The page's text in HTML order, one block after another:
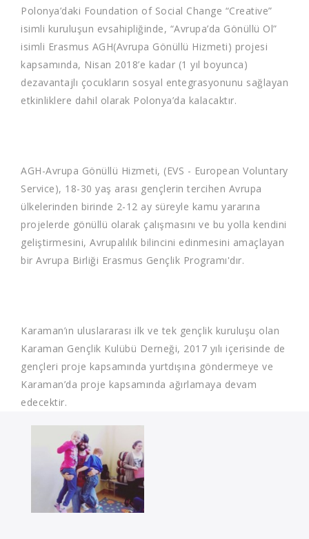
Polonya’daki Foundation of Social Change “Creative”
isimli kuruluşun evsahipliğinde, “Avrupa’da Gönüllü Ol”
isimli Erasmus AGH(Avrupa Gönüllü Hizmeti) projesi
kapsamında, Nisan 2018’e kadar (1 yıl boyunca)
dezavantajlı çocukların sosyal entegrasyonunu sağlayan
etkinliklere dahil olarak Polonya’da kalacaktır.
AGH-Avrupa Gönüllü Hizmeti, (EVS - European Voluntary
Service), 18-30 yaş arası gençlerin tercihen Avrupa
ülkelerinden birinde 2-12 ay süreyle kamu yararına
projelerde gönüllü olarak çalışmasını ve bu yolla kendini
geliştirmesini, Avrupalılık bilincini edinmesini amaçlayan
bir Avrupa Birliği Erasmus Gençlik Programı'dır.
Karaman’ın uluslararası ilk ve tek gençlik kuruluşu olan
Karaman Gençlik Kulübü Derneği, 2017 yılı içerisinde de
gençleri proje kapsamında yurtdışına göndermeye ve
Karaman’da proje kapsamında ağırlamaya devam
edecektir.